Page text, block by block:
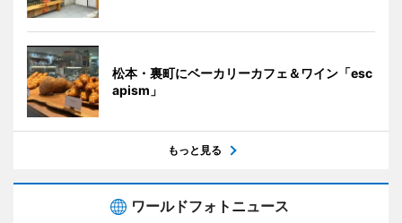
松本・裏町にベーカリーカフェ＆ワイン「esc
apism」
もっと見る
ワールドフォトニュース